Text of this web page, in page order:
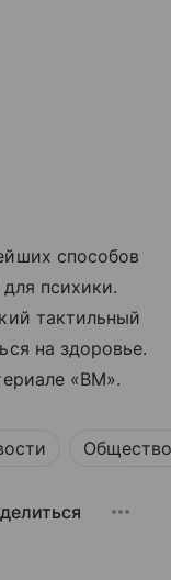
способов
психики.
тактильный
на здоровье.
«ВМ».
Общество